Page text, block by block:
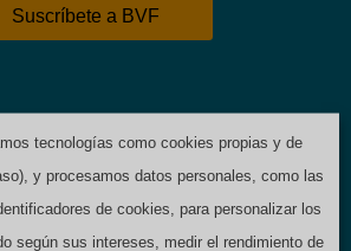
Suscríbete a BVF
Y DIAGNÓSTICO PRECOZ
POR OTOTÓXICOS
tecnologías como cookies propias y de
y procesamos datos personales, como las
de cookies, para personalizar los
según sus intereses, medir el rendimiento de